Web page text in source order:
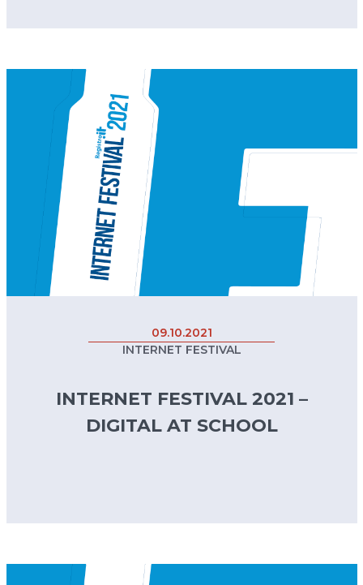
09.10.2021
INTERNET FESTIVAL
INTERNET FESTIVAL 2021 –
DIGITAL AT SCHOOL